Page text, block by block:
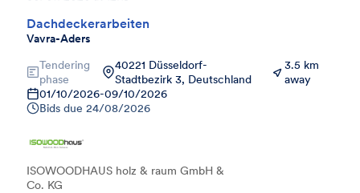
Dachdeckerarbeiten
Vavra-Aders
Tendering
phase
40221 Düsseldorf-
Stadtbezirk 3, Deutschland
3.5 km
away
01/10/2026-09/10/2026
Bids due 24/08/2026
ISOWOODHAUS holz & raum GmbH &
Co. KG